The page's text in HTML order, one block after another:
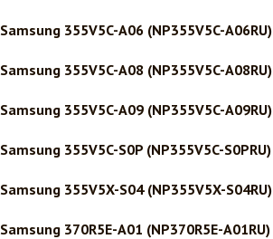
Samsung 355V5C-A06 (NP355V5C-A06RU)
Samsung 355V5C-A08 (NP355V5C-A08RU)
Samsung 355V5C-A09 (NP355V5C-A09RU)
Samsung 355V5C-S0P (NP355V5C-S0PRU)
Samsung 355V5X-S04 (NP355V5X-S04RU)
Samsung 370R5E-A01 (NP370R5E-A01RU)